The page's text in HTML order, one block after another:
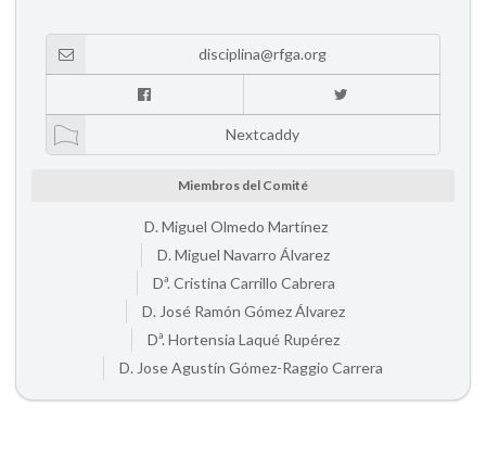
disciplina@rfga.org
Nextcaddy
Miembros del Comité
D. Miguel Olmedo Martínez
D. Miguel Navarro Álvarez
Dª. Cristina Carrillo Cabrera
D. José Ramón Gómez Álvarez
Dª. Hortensia Laqué Rupérez
D. Jose Agustín Gómez-Raggio Carrera